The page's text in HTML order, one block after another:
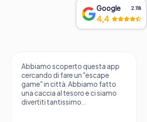
Google 2.118
4,4
Abbiamo scoperto questa app
cercando di fare un "escape
game" in città. Abbiamo fatto
una caccia al tesoro e ci siamo
divertiti tantissimo...